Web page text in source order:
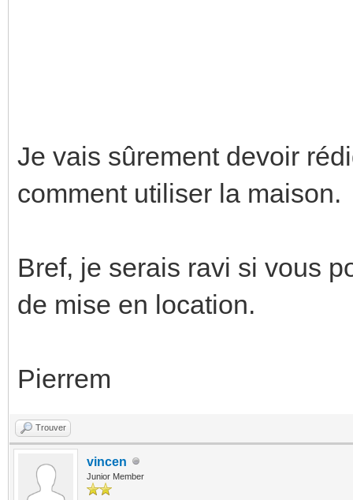
Je vais sûrement devoir
comment utiliser la maison.
Bref, je serais ravi si vous
de mise en location.
Pierrem
Trouver
vincen
Junior Member